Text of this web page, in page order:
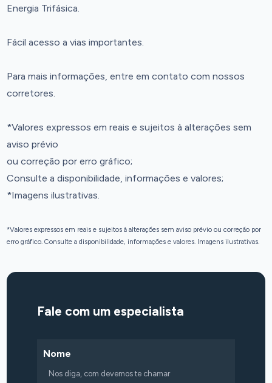
Energia Trifásica.
Fácil acesso a vias importantes.
Para mais informações, entre em contato com nossos
corretores.
*Valores expressos em reais e sujeitos à alterações sem
aviso prévio
ou correção por erro gráfico;
Consulte a disponibilidade, informações e valores;
*Imagens ilustrativas.
*Valores expressos em reais e sujeitos à alterações sem aviso prévio ou correção por
erro gráfico. Consulte a disponibilidade, informações e valores. Imagens ilustrativas.
Fale com um especialista
Nome